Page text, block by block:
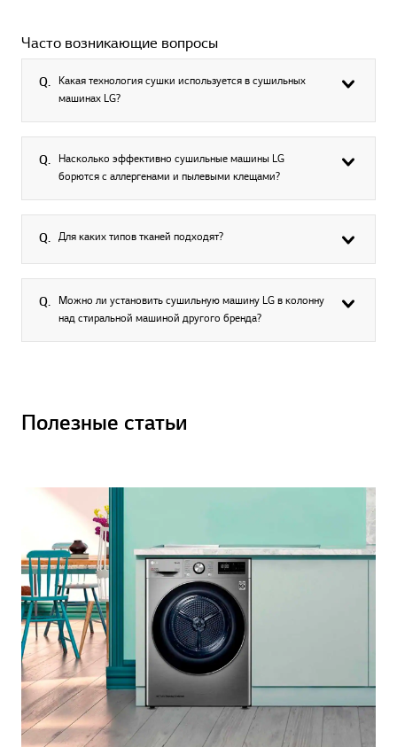
Часто возникающие вопросы
Q. Какая технология сушки используется в сушильных
машинах LG?
Q. Насколько эффективно сушильные машины LG
борются с аллергенами и пылевыми клещами?
Q. Для каких типов тканей подходят?
Q. Можно ли установить сушильную машину LG в колонну
над стиральной машиной другого бренда?
Полезные статьи